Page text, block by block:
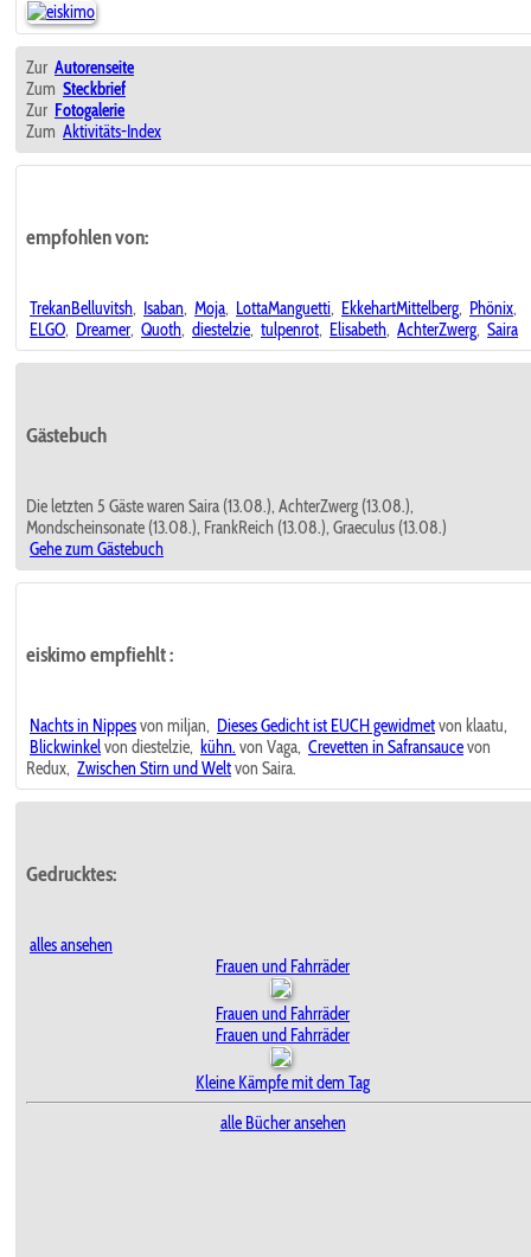
Zur Autorenseite
Zum Steckbrief
Zur Fotogalerie
Zum Aktivitäts-Index
empfohlen von:
TrekanBelluvitsh, Isaban, Moja, LottaManguetti, EkkehartMittelberg, Phönix,
ELGO, Dreamer, Quoth, diestelzie, tulpenrot, Elisabeth, AchterZwerg, Saira
Gästebuch
Die letzten 5 Gäste waren Saira (13.08.), AchterZwerg (13.08.),
Mondscheinsonate (13.08.), FrankReich (13.08.), Graeculus (13.08.)
Gehe zum Gästebuch
eiskimo empfiehlt:
Nachts in Nippesvon miljan, Dieses Gedicht ist EUCH gewidmetvon klaatu,
Blickwinkelvon diestelzie, kühn. von Vaga, Crevetten in Safransaucevon
Redux, Zwischen Stirn und Weltvon Saira.
Gedrucktes:
alles ansehen
Frauen und Fahrräder
Frauen und Fahrräder
Frauen und Fahrräder
Kleine Kämpfe mit dem Tag
alle Bücher ansehen